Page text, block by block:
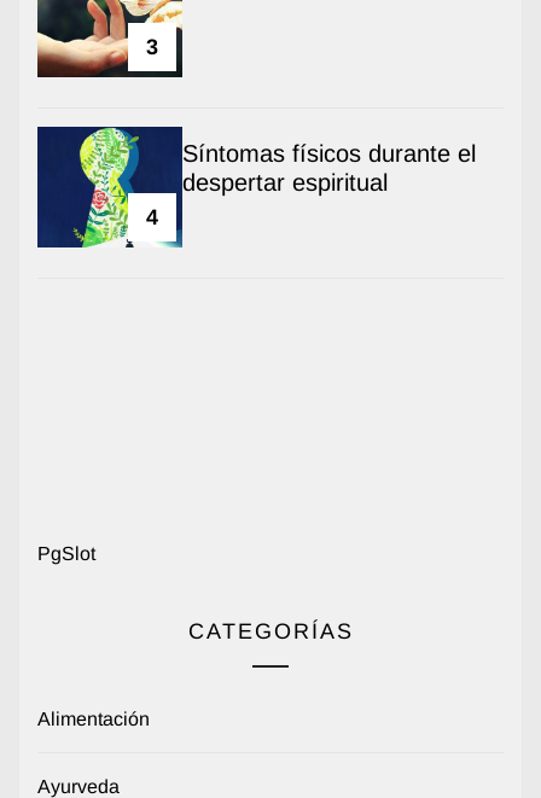
3
4
Síntomas físicos durante el
despertar espiritual
PgSlot
CATEGORÍAS
Alimentación
Ayurveda